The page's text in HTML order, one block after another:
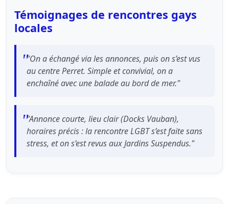
Témoignages de rencontres gays
locales
"On a échangé via les annonces, puis on s’est vus
au centre Perret. Simple et convivial, on a
enchaîné avec une balade au bord de mer."
"Annonce courte, lieu clair (Docks Vauban),
horaires précis : la rencontre LGBT s’est faite sans
stress, et on s’est revus aux Jardins Suspendus."